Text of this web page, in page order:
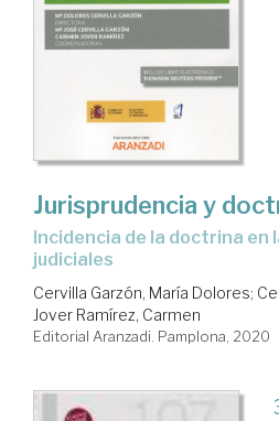
Jurisprudencia y
incidencia de la doctrina en las resoluciones
judiciales
Cervilla Garzón, María Dolores;
Jover Ramírez, Carmen
Editorial Aranzadi. Pamplona, 2020